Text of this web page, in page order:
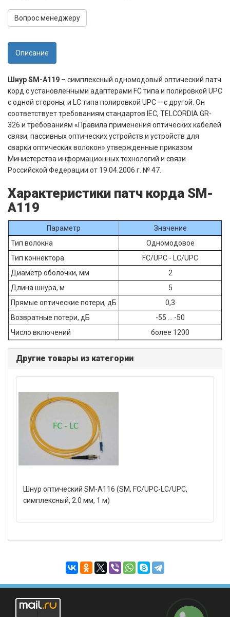
Вопрос менеджеру
Описание
Шнур SM-A119 – симплексный одномодовый оптический патч
корд с установленными адаптерами FC типа и полировкой UPC
c одной стороны, и LC типа полировкой UPC – с другой. Он
соответствует требованиям стандартов IEC, TELCORDIA GR-
326 и требованиям «Правила применения оптических кабелей
связи, пассивных оптических устройств и устройств для
сварки оптических волокон» утвержденные приказом
Министерства информационных технологий и связи
Российской Федерации от 19.04.2006 г. № 47.
Характеристики патч корда SM-
A119
Параметр
Значение
Тип волокна
Одномодовое
Тип коннектора
FC/UPC - LC/UPC
Диаметр оболочки, мм
2
Длина шнура, м
5
Прямые оптические потери, дБ
0,3
Возвратные потери, дБ
-55 ... -50
Число включений
более 1200
Другие товары из категории
Шнур оптический SM-A116 (SM, FC/UPC-LC/UPC,
симплексный, 2.0 мм, 1 м)